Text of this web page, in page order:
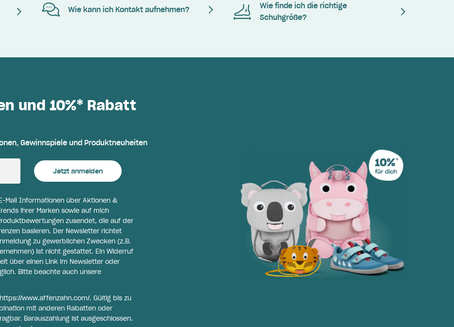
Wie kann ich Kontakt aufnehmen?
Wie finde ich die richtige
Schuhgröße?
und 10%* Rabatt
Gewinnspiele und Produktneuheiten
Jetzt anmelden
Mail Informationen über Aktionen &
ihrer Marken sowie auf mich
zusendet, die auf der
basieren. Der Newsletter richtet
zu gewerblichen Zwecken (z.B.
ist nicht gestattet. Ein Widerruf
über einen Link im Newsletter oder
Bitte beachte auch unsere
https://www.affenzahn.com/. Gültig bis zu
mit anderen Rabatten oder
Barauszahlung ist ausgeschlossen.